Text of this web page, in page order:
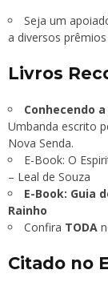
Seja um
a diversos prêmios
Livros
Conhecendo
Umbanda escrito
Nova Senda.
E-Book: O
– Leal de Souza
E-Book: Guia
Rainho
Confira TODA
Citado no